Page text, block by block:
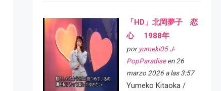
「HD」北岡夢子 恋
心 1988年
por yumeki05 J-
PopParadiseen 26
marzo 2026 a las 3:57
Yumeko Kitaoka /